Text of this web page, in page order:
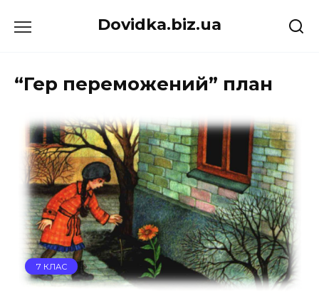
до
Dovidka.biz.ua
“Гер переможений” план
7 КЛАС